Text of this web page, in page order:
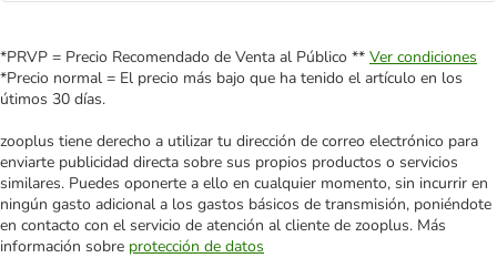
*PRVP = Precio Recomendado de Venta al Público ** Ver condiciones
*Precio normal = El precio más bajo que ha tenido el artículo en los
útimos 30 días.
zooplus tiene derecho a utilizar tu dirección de correo electrónico para
enviarte publicidad directa sobre sus propios productos o servicios
similares. Puedes oponerte a ello en cualquier momento, sin incurrir en
ningún gasto adicional a los gastos básicos de transmisión, poniéndote
en contacto con el servicio de atención al cliente de zooplus. Más
información sobre protección de datos